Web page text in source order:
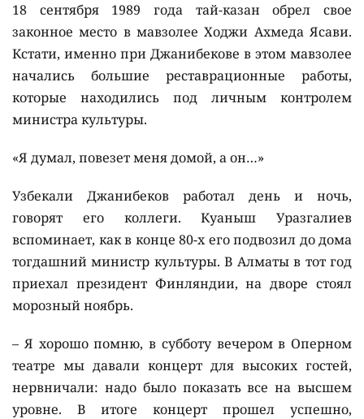
18 сентября 1989 года тай-казан обрел свое
законное место в мавзолее Ходжи Ахмеда Ясави.
Кстати, именно при Джанибекове в этом мавзолее
начались большие реставрационные работы,
которые находились под личным контролем
министра культуры.
«Я думал, повезет меня домой, а он…»
Узбекали Джанибеков работал день и ночь,
говорят его коллеги. Куаныш Уразгалиев
вспоминает, как в конце 80-х его подвозил до дома
тогдашний министр культуры. В Алматы в тот год
приехал президент Финляндии, на дворе стоял
морозный ноябрь.
– Я хорошо помню, в субботу вечером в Оперном
театре мы давали концерт для высоких гостей,
нервничали: надо было показать все на высшем
уровне. В итоге концерт прошел успешно,